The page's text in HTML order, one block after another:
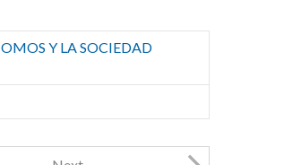
Y LA SOCIEDAD